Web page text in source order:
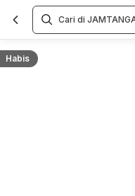
Habis
Overview